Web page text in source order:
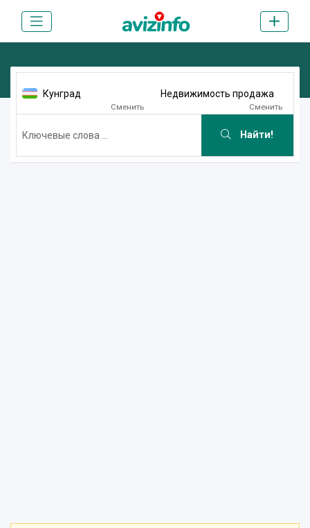
Кунград
Сменить
Недвижимость продажа
Сменить
Найти!